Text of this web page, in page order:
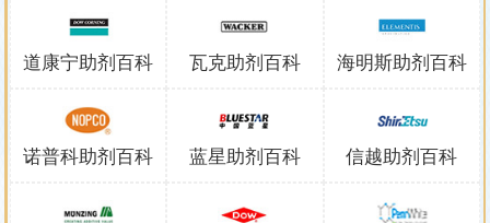
道康宁助剂 百科 瓦克助剂 百科 海明斯助剂 百科
诺普科助剂 百科 蓝星助剂 百科 信越助剂百科